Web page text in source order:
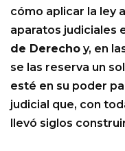
cómo aplicar la ley
aparatos judiciales
de Derecho y, en
se las reserva un
esté en su poder
judicial que, con
llevó siglos